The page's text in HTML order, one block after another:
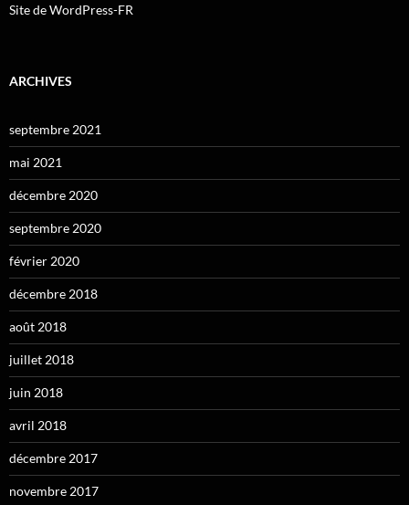
Site de WordPress-FR
ARCHIVES
septembre 2021
mai 2021
décembre 2020
septembre 2020
février 2020
décembre 2018
août 2018
juillet 2018
juin 2018
avril 2018
décembre 2017
novembre 2017